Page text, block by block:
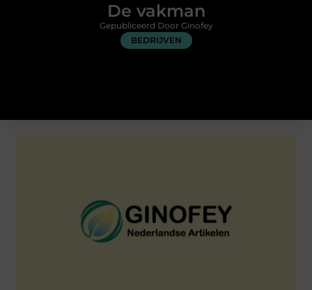
De vakman
BEDRIJVEN
Gepubliceerd Door Ginofey